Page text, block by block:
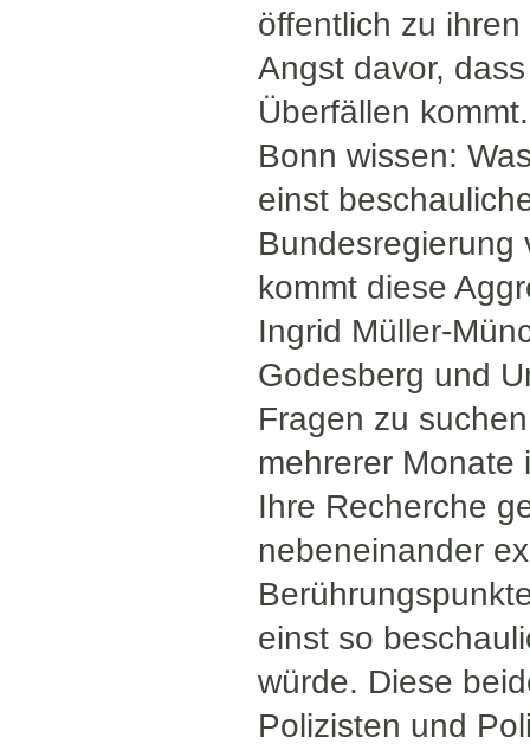
öffentlich zu
Angst davor,
Überfällen
Bonn wissen:
einst
Bundesregierung
kommt diese
Ingrid Müller-
Godesberg und
Fragen zu
mehrerer Monate
Ihre Recherche
nebeneinander
einst so
würde. Diese
Polizisten und